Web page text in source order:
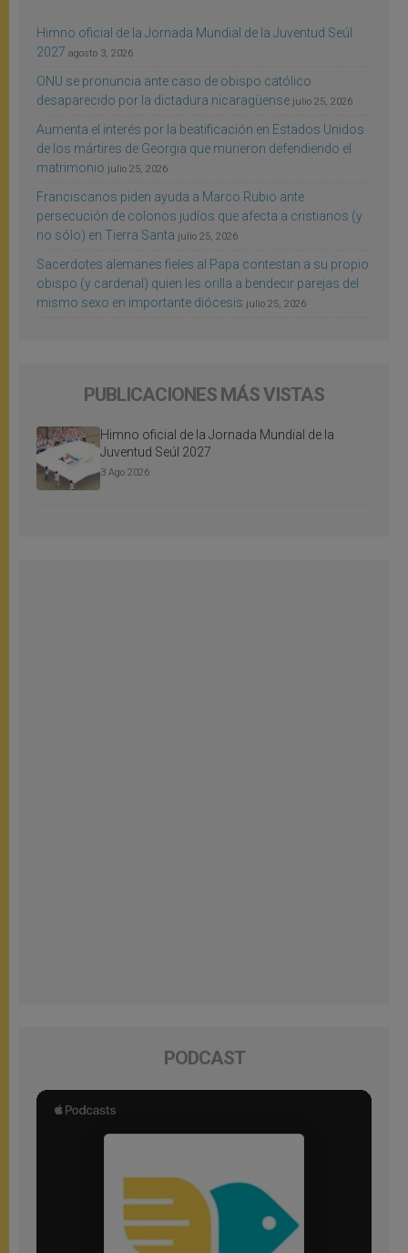
Himno oficial de la Jornada Mundial de la Juventud Seúl
2027 agosto 3, 2026
ONU se pronuncia ante caso de obispo católico
desaparecido por la dictadura nicaragüense julio 25, 2026
Aumenta el interés por la beatificación en Estados Unidos
de los mártires de Georgia que murieron defendiendo el
matrimonio julio 25, 2026
Franciscanos piden ayuda a Marco Rubio ante
persecución de colonos judíos que afecta a cristianos (y
no sólo) en Tierra Santa julio 25, 2026
Sacerdotes alemanes fieles al Papa contestan a su propio
obispo (y cardenal) quien les orilla a bendecir parejas del
mismo sexo en importante diócesis julio 25, 2026
PUBLICACIONES MÁS VISTAS
Himno oficial de la Jornada Mundial de la
Juventud Seúl 2027
3 Ago 2026
PODCAST